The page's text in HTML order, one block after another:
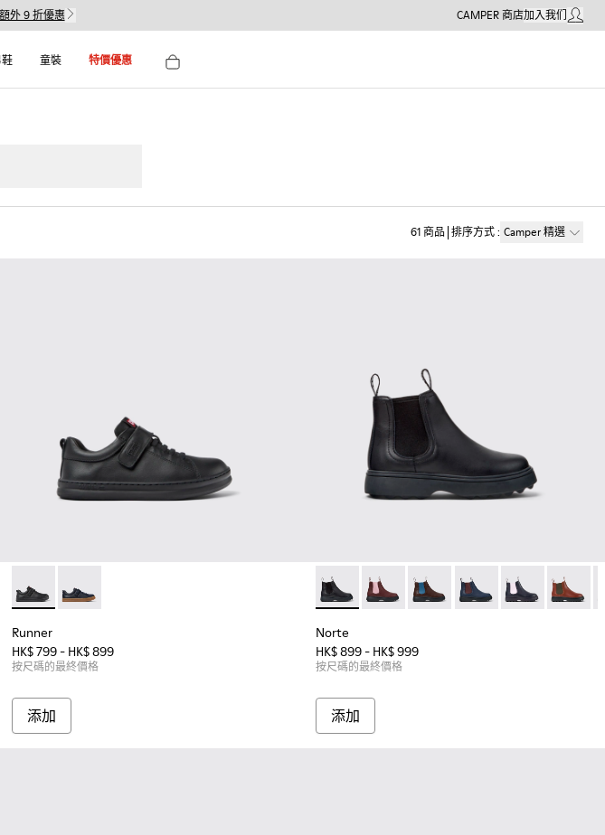
外 9 折優惠 CAMPER 商店加入我们我的帳
童裝 特價優惠
61商品 排序方式: Camper 精選
Runner - K800319-001 - 童裝黑色皮革和織物運動鞋。
Runner - K800319-006
Runner
HK$ 799 - HK$ 899
按尺碼的最終價格
添加
Norte - K900149-001 - 童裝黑色皮革及踝靴
Norte - K900149-026
Norte - K900149-025
Norte - K900149-024
Norte -Norte -
Norte
HK$ 899 - HK$ 999
按尺碼的最終價格
添加